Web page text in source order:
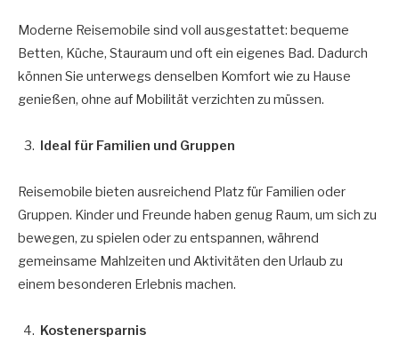
Moderne Reisemobile sind voll ausgestattet: bequeme
Betten, Küche, Stauraum und oft ein eigenes Bad. Dadurch
können Sie unterwegs denselben Komfort wie zu Hause
genießen, ohne auf Mobilität verzichten zu müssen.
Ideal für Familien und Gruppen
Reisemobile bieten ausreichend Platz für Familien oder
Gruppen. Kinder und Freunde haben genug Raum, um sich zu
bewegen, zu spielen oder zu entspannen, während
gemeinsame Mahlzeiten und Aktivitäten den Urlaub zu
einem besonderen Erlebnis machen.
Kostenersparnis